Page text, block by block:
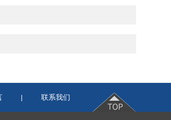
| 联系我们